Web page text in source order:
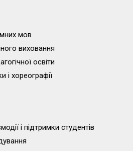
мов
виховання
освіти
і хореографії
і підтримки студентів